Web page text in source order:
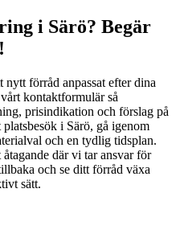
i Särö? Begär
förråd anpassat efter dina
kontaktformulär så
prisindikation och förslag på
i Särö, gå igenom
och en tydlig tidsplan.
där vi tar ansvar för
och se ditt förråd växa
sätt.